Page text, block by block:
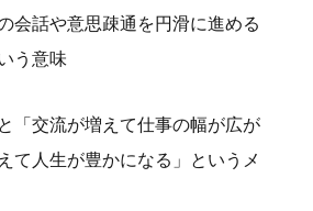
会話や意思疎通を円滑に進める
う意味
「交流が増えて仕事の幅が広が
て人生が豊かになる」というメ